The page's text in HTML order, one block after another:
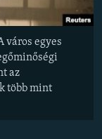
város egyes
az
több mint